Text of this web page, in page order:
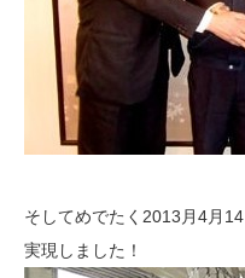
そしてめでたく2013月4月
実現しました！